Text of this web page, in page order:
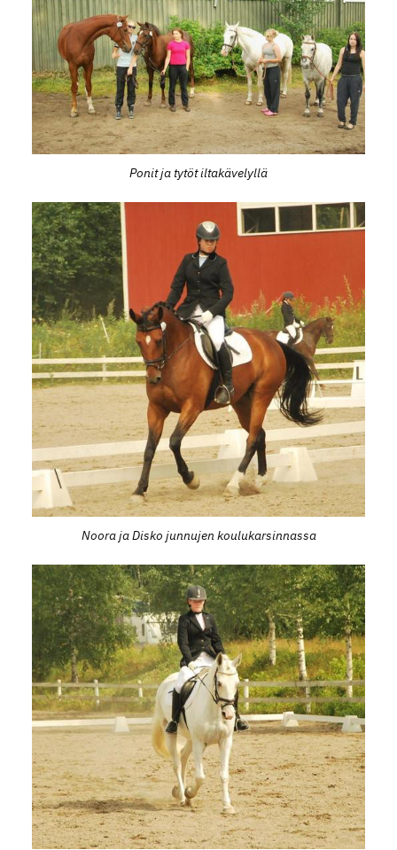
Ponit ja tytöt iltakävelyllä
Noora ja Disko junnujen koulukarsinnassa